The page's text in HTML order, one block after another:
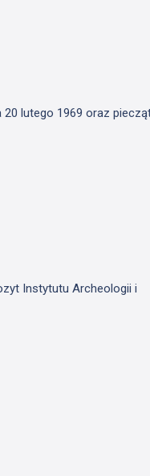
lutego 1969 oraz
Instytutu Archeologii i